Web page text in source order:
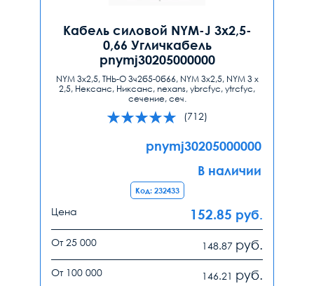
Кабель силовой NYM-J 3x2,5-
0,66 Угличкабель
pnymj30205000000
NYM 3x2,5, ТНЬ-О 3ч2б5-0б66, NYM 3х2,5, NYM 3 х
2,5, Нексанс, Никсанс, nexans, ybrcfyc, ytrcfyc,
сечение, сеч.
(712)
pnymj30205000000
В наличии
Код: 232433
Цена 152.85 руб.
От 25 000 148.87 руб.
От 100 000 146.21 руб.